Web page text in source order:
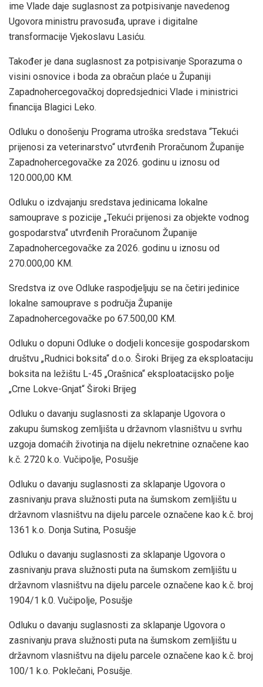
ime Vlade daje suglasnost za potpisivanje navedenog
Ugovora ministru pravosuđa, uprave i digitalne
transformacije Vjekoslavu Lasiću.
Također je dana suglasnost za potpisivanje Sporazuma o
visini osnovice i boda za obračun plaće u Županiji
Zapadnohercegovačkoj dopredsjednici Vlade i ministrici
financija Blagici Leko.
Odluku o donošenju Programa utroška sredstava “Tekući
prijenosi za veterinarstvo“ utvrđenih Proračunom Županije
Zapadnohercegovačke za 2026. godinu u iznosu od
120.000,00 KM.
Odluku o izdvajanju sredstava jedinicama lokalne
samouprave s pozicije „Tekući prijenosi za objekte vodnog
gospodarstva“ utvrđenih Proračunom Županije
Zapadnohercegovačke za 2026. godinu u iznosu od
270.000,00 KM.
Sredstva iz ove Odluke raspodjeljuju se na četiri jedinice
lokalne samouprave s područja Županije
Zapadnohercegovačke po 67.500,00 KM.
Odluku o dopuni Odluke o dodjeli koncesije gospodarskom
društvu „Rudnici boksita“ d.o.o. Široki Brijeg za eksploataciju
boksita na ležištu L-45 „Orašnica“ eksploatacijsko polje
„Crne Lokve-Gnjat“ Široki Brijeg
Odluku o davanju suglasnosti za sklapanje Ugovora o
zakupu šumskog zemljišta u državnom vlasništvu u svrhu
uzgoja domaćih životinja na dijelu nekretnine označene kao
k.č. 2720 k.o. Vučipolje, Posušje
Odluku o davanju suglasnosti za sklapanje Ugovora o
zasnivanju prava služnosti puta na šumskom zemljištu u
državnom vlasništvu na dijelu parcele označene kao k.č. broj
1361 k.o. Donja Sutina, Posušje
Odluku o davanju suglasnosti za sklapanje Ugovora o
zasnivanju prava služnosti puta na šumskom zemljištu u
državnom vlasništvu na dijelu parcele označene kao k.č. broj
1904/1 k.0. Vučipolje, Posušje
Odluku o davanju suglasnosti za sklapanje Ugovora o
zasnivanju prava služnosti puta na šumskom zemljištu u
državnom vlasništvu na dijelu parcele označene kao k.č. broj
100/1 k.o. Poklečani, Posušje.